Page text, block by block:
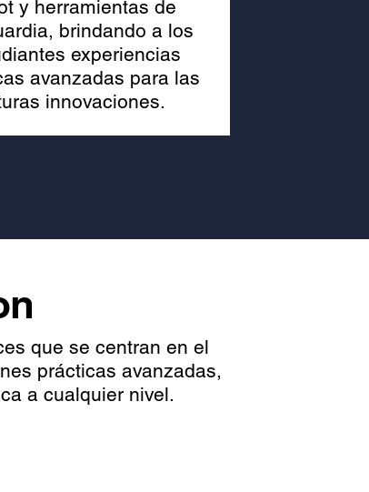
y herramientas de
brindando a los
experiencias
avanzadas para las
innovaciones.
que se centran en el
prácticas avanzadas,
a cualquier nivel.